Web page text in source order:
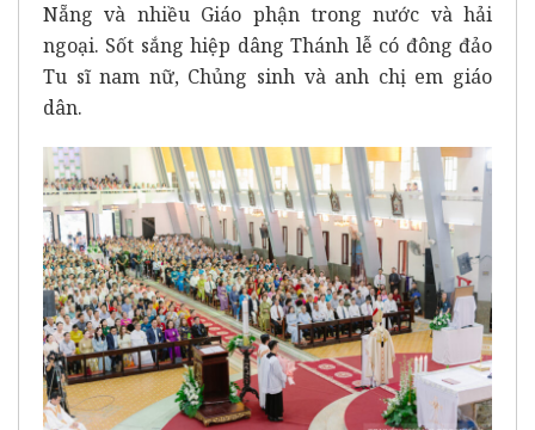
Nẵng và nhiều Giáo phận trong nước và hải
ngoại. Sốt sắng hiệp dâng Thánh lễ có đông đảo
Tu sĩ nam nữ, Chủng sinh và anh chị em giáo
dân.